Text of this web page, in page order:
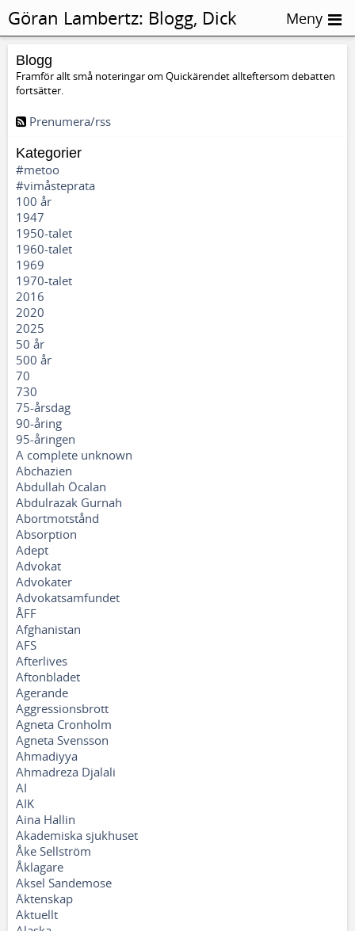
Blogg
Framför allt små noteringar om Quickärendet allteftersom debatten
fortsätter.
Prenumera/rss
Kategorier
#metoo
#vimåsteprata
100 år
1947
1950-talet
1960-talet
1969
1970-talet
2016
2020
2025
50 år
500 år
70
730
75-årsdag
90-åring
95-åringen
A complete unknown
Abchazien
Abdullah Öcalan
Abdulrazak Gurnah
Abortmotstånd
Absorption
Adept
Advokat
Advokater
Advokatsamfundet
ÅFF
Afghanistan
AFS
Afterlives
Aftonbladet
Agerande
Aggressionsbrott
Agneta Cronholm
Agneta Svensson
Ahmadiyya
Ahmadreza Djalali
AI
AIK
Aina Hallin
Akademiska sjukhuset
Åke Sellström
Åklagare
Aksel Sandemose
Äktenskap
Aktuellt
Göran Lambertz: Blogg, Dick
Sundevall
Meny